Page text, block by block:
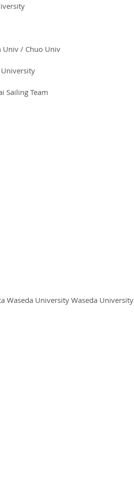
Univ / Chuo Univ
Sailing Team
Waseda University Waseda University